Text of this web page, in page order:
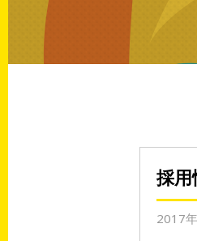
採用
2017